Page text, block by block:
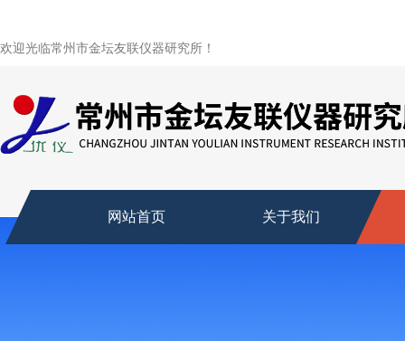
欢迎光临常州市金坛友联仪器研究所！
网站首页 关于我们